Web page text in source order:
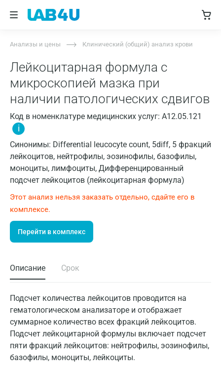
Анализы и цены Клинический (общий) анализ крови
Лейкоцитарная формула с
микроскопией мазка при
наличии патологических сдвигов
Код в номенклатуре медицинских услуг: A12.05.121
i
Синонимы: Differential leucocyte count, 5diff, 5 фракций
лейкоцитов, нейтрофилы, эозинофилы, базофилы,
моноциты, лимфоциты, Дифференцированный
подсчет лейкоцитов (лейкоцитарная формула)
Этот анализ нельзя заказать отдельно, сдайте его в
комплексе.
Перейти в комплекс
Описание Срок
Подсчет количества лейкоцитов проводится на
гематологическом анализаторе и отображает
суммарное количество всех фракций лейкоцитов.
Подсчет лейкоцитарной формулы включает подсчет
пяти фракций лейкоцитов: нейтрофилы, эозинофилы,
базофилы, моноциты, лейкоциты.